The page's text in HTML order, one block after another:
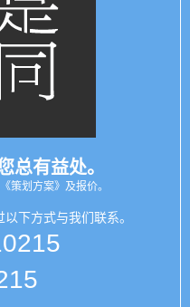
总有益处。
策划方案》及报价。
下方式与我们联系。